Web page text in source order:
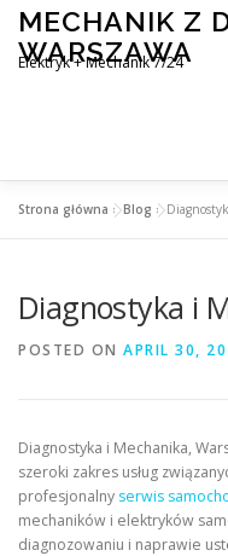
Skip
content
MECHANIK Z
WARSZAWA
Elektryk + Mechanik 7/24
ELEKTRYK
Strona główna »Blog »
Diagnostyka i
POSTED ON APRIL 30,
Diagnostyka i Mechanika,
szeroki zakres usług
profesjonalny serwis
mechaników i elektryków
diagnozowaniu i naprawie